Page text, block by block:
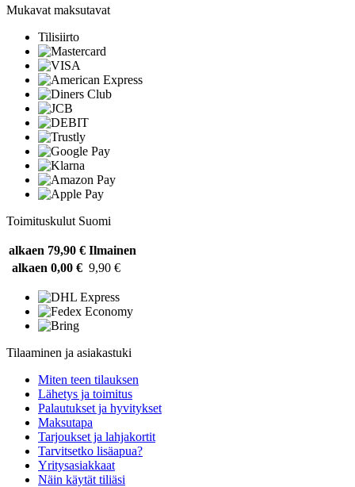
Mukavat maksutavat
Tilisiirto
Toimituskulut Suomi
alkaen 79,90 € Ilmainen
alkaen 0,00 € 9,90 €
Tilaaminen ja asiakastuki
Miten teen tilauksen
Lähetys ja toimitus
Palautukset ja hyvitykset
Maksutapa
Tarjoukset ja lahjakortit
Tarvitsetko lisäapua?
Yritysasiakkaat
Näin käytät tiliäsi